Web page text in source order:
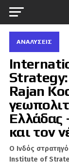
ΑΝΑΛΎΣΕΙΣ
Strategy:
Rajan
Ελλάδας
και τον
Ο Ινδός
Institute of